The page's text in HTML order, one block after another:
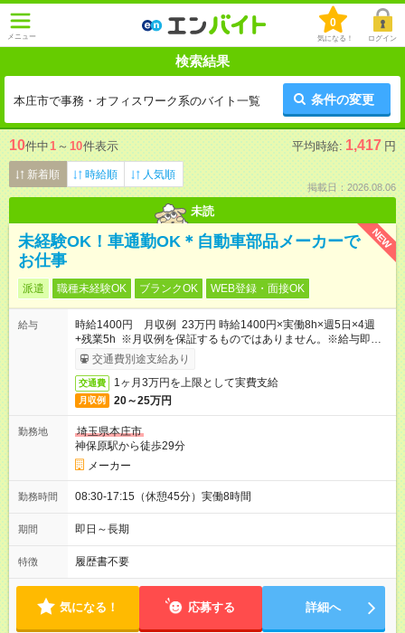
メニュー
0
気になる！ ログイン
検索結果
本庄市で事務・オフィスワーク系のバイト一覧 条件の変更
10件中1 ～ 10件表示 平均時給: 1,417 円
新着順 時給順 人気順
掲載日：2026.08.06
未読
NEW
未経験OK！車通勤OK＊自動車部品メーカーで
お仕事
派遣 職種未経験OK ブランクOK WEB登録・面接OK
給与
時給1400円 月収例 23万円 時給1400円×実働8h×週5日×4週
+残業5h ※月収例を保証するものではありません。※給与即受取
りサービス利用可（利用条件有）
交通費別途支給あり
交通費 1ヶ月3万円を上限として実費支給
月収例 20～25万円
勤務地
埼玉県本庄市
神保原駅から徒歩29分
メーカー
勤務時間 08:30-17:15（休憩45分）実働8時間
期間 即日～長期
特徴 履歴書不要
気になる！ 応募する 詳細へ